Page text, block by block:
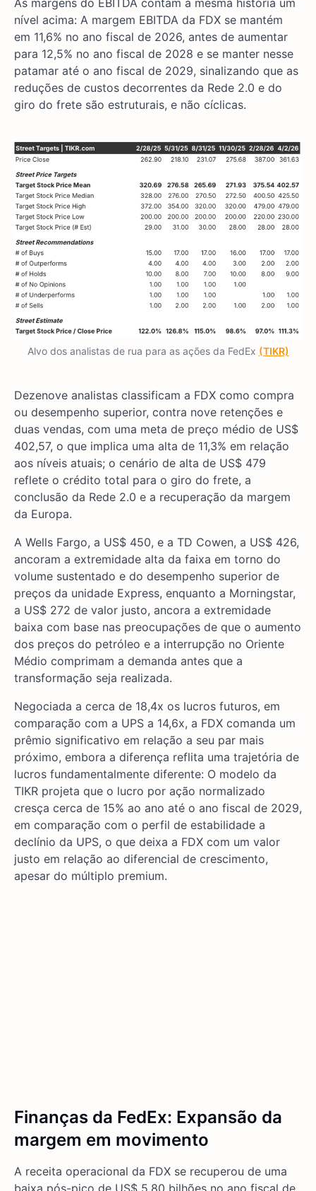
nível acima: A margem EBITDA da FDX se mantém
em 11,6% no ano fiscal de 2026, antes de aumentar
para 12,5% no ano fiscal de 2028 e se manter nesse
patamar até o ano fiscal de 2029, sinalizando que as
reduções de custos decorrentes da Rede 2.0 e do
giro do frete são estruturais, e não cíclicas.
Alvo dos analistas de rua para as ações da FedEx (TIKR)
Dezenove analistas classificam a FDX como compra
ou desempenho superior, contra nove retenções e
duas vendas, com uma meta de preço médio de US$
402,57, o que implica uma alta de 11,3% em relação
aos níveis atuais; o cenário de alta de US$ 479
reflete o crédito total para o giro do frete, a
conclusão da Rede 2.0 e a recuperação da margem
da Europa.
A Wells Fargo, a US$ 450, e a TD Cowen, a US$ 426,
ancoram a extremidade alta da faixa em torno do
volume sustentado e do desempenho superior de
preços da unidade Express, enquanto a Morningstar,
a US$ 272 de valor justo, ancora a extremidade
baixa com base nas preocupações de que o aumento
dos preços do petróleo e a interrupção no Oriente
Médio comprimam a demanda antes que a
transformação seja realizada.
Negociada a cerca de 18,4x os lucros futuros, em
comparação com a UPS a 14,6x, a FDX comanda um
prêmio significativo em relação a seu par mais
próximo, embora a diferença reflita uma trajetória de
lucros fundamentalmente diferente: O modelo da
TIKR projeta que o lucro por ação normalizado
cresça cerca de 15% ao ano até o ano fiscal de 2029,
em comparação com o perfil de estabilidade a
declínio da UPS, o que deixa a FDX com um valor
justo em relação ao diferencial de crescimento,
apesar do múltiplo premium.
Finanças da FedEx: Expansão da
margem em movimento
A receita operacional da FDX se recuperou de uma